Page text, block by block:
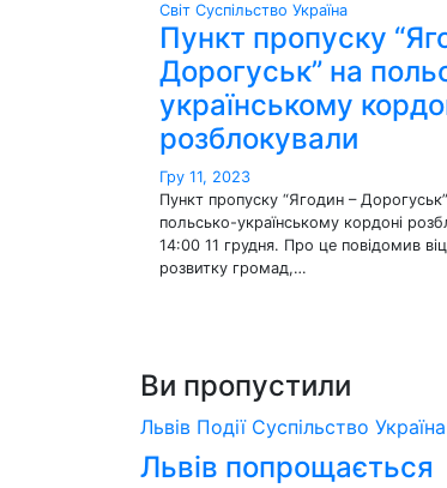
Світ Суспільство Україна
Пункт пропуску
Дорогуськ” на
українському
розблокували
Гру 11, 2023
Пункт пропуску “Ягодин –
польсько-українському кордоні
14:00 11 грудня. Про це повідомив
розвитку громад,…
Ви пропустили
Львів Події Суспільство Україна
Львів попрощається